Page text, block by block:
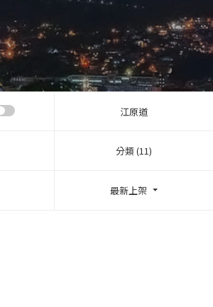
江原道
分類 (11)
最新上架